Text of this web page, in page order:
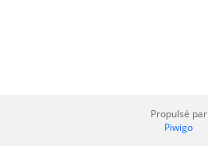
Propulsé par
Piwigo